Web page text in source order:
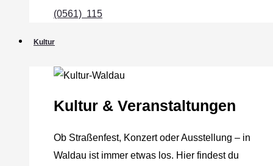
(0561) 115
Kultur
Kultur & Veranstaltungen
Ob Straßenfest, Konzert oder Ausstellung – in
Waldau ist immer etwas los. Hier findest du